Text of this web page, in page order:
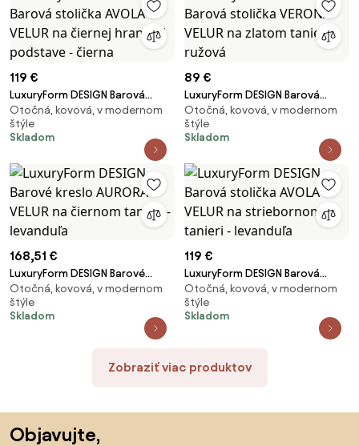
119 €
LuxuryForm DESIGN Barová
stolička AVOLA VELUR na čiernej
hranatej podstave - čierna
Otočná, kovová, v modernom
štýle
Skladom
89 €
LuxuryForm DESIGN Barová
stolička VERONA VELUR na
zlatom tanieri - ružová
Otočná, kovová, v modernom
štýle
Skladom
168,51 €
LuxuryForm DESIGN Barové
kreslo AURORA VELUR na čiernom
tanieri - levanduľa
Otočná, kovová, v modernom
štýle
Skladom
119 €
LuxuryForm DESIGN Barová
stolička AVOLA VELUR na
striebornom tanieri - levanduľa
Otočná, kovová, v modernom
štýle
Skladom
Zobraziť viac produktov
Objavujte,